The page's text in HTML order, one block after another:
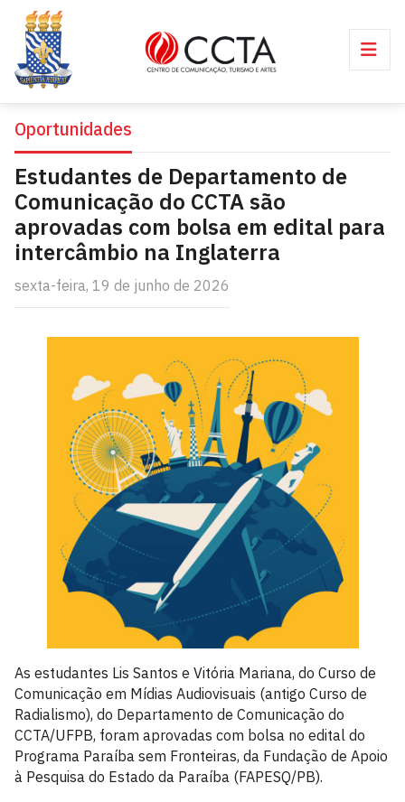
Oportunidades
Estudantes de Departamento de
Comunicação do CCTA são
aprovadas com bolsa em edital para
intercâmbio na Inglaterra
sexta-feira, 19 de junho de 2026
As estudantes Lis Santos e Vitória Mariana, do Curso de
Comunicação em Mídias Audiovisuais (antigo Curso de
Radialismo), do Departamento de Comunicação do
CCTA/UFPB, foram aprovadas com bolsa no edital do
Programa Paraíba sem Fronteiras, da Fundação de Apoio
à Pesquisa do Estado da Paraíba (FAPESQ/PB).